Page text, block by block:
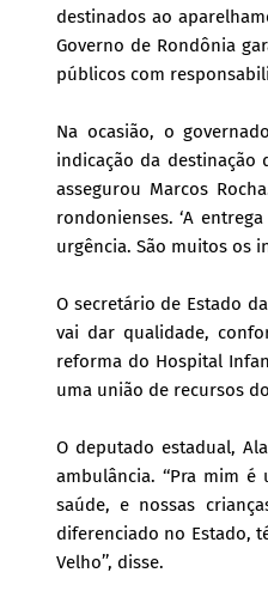
destinados ao
Governo de Rondônia
públicos com
Na ocasião, o
indicação da destinação
assegurou Marcos
rondonienses. ‘A
urgência. São muitos os
O secretário de Estado
vai dar qualidade,
reforma do Hospital
uma união de recursos
O deputado estadual,
ambulância. ‘‘Pra mim
saúde, e nossas
diferenciado no Estado,
Velho’’, disse.